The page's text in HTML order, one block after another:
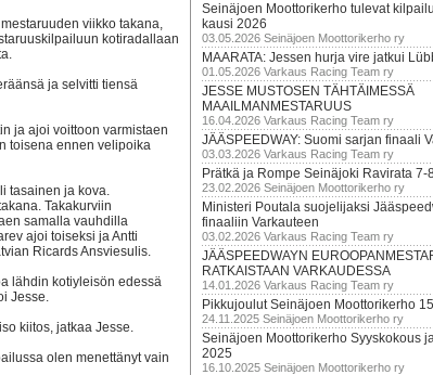
viikko takana,
kotiradallaan
ja selvitti tiensä
ja ajoi voittoon varmistaen
toisena ennen velipoika
tasainen ja kova.
Takakurviin
samalla vauhdilla
ajoi toiseksi ja Antti
Ricards Ansviesulis.
lähdin kotiyleisön edessä
Jesse.
kiitos, jatkaa Jesse.
olen menettänyt vain
Seinäjoen Moottorikerho tulevat
kausi 2026
03.05.2026 Seinäjoen Moottorikerho ry
MAARATA: Jessen hurja vire jatkui
01.05.2026 Varkaus Racing Team ry
JESSE MUSTOSEN TÄHTÄIMESSÄ
MAAILMANMESTARUUS
16.04.2026 Varkaus Racing Team ry
JÄÄSPEEDWAY: Suomi sarjan finaali
03.03.2026 Varkaus Racing Team ry
Prätkä ja Rompe Seinäjoki Ravirata 7-
23.02.2026 Seinäjoen Moottorikerho ry
Ministeri Poutala suojelijaksi
finaaliin Varkauteen
03.02.2026 Varkaus Racing Team ry
JÄÄSPEEDWAYN
RATKAISTAAN VARKAUDESSA
14.01.2026 Varkaus Racing Team ry
Pikkujoulut Seinäjoen Moottorikerho
24.11.2025 Seinäjoen Moottorikerho ry
Seinäjoen Moottorikerho Syyskokous
2025
16.10.2025 Seinäjoen Moottorikerho ry